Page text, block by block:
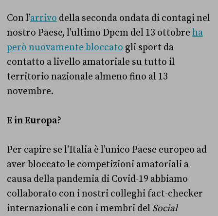
Con l’arrivo della seconda ondata di contagi nel
nostro Paese, l’ultimo Dpcm del 13 ottobre ha
però nuovamente bloccato gli sport da
contatto a livello amatoriale su tutto il
territorio nazionale almeno fino al 13
novembre.
E in Europa?
Per capire se l’Italia è l’unico Paese europeo ad
aver bloccato le competizioni amatoriali a
causa della pandemia di Covid-19 abbiamo
collaborato con i nostri colleghi fact-checker
internazionali e con i membri del Social